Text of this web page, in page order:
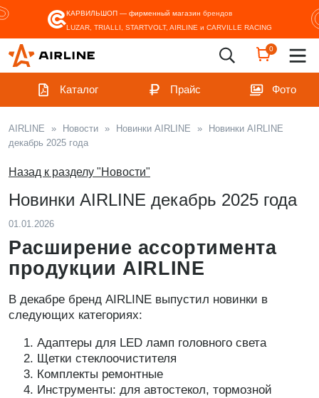
КАРВИЛЬШОП — фирменный магазин брендов
LUZAR, TRIALLI, STARTVOLT, AIRLINE и CARVILLE RACING
0
Каталог Прайс Фото
AIRLINE » Новости » Новинки AIRLINE »
Новинки AIRLINE
декабрь 2025 года
Назад к разделу "Новости"
Новинки AIRLINE декабрь 2025 года
01.01.2026
Расширение ассортимента
продукции AIRLINE
В декабре бренд AIRLINE выпустил новинки в
следующих категориях:
Адаптеры для LED ламп головного света
Щетки стеклоочистителя
Комплекты ремонтные
Инструменты: для автостекол, тормозной